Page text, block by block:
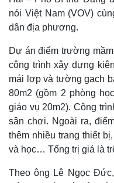
nói Việt Nam (VOV)
dân địa phương.
Dự án điểm trường
công trình xây dựng
mái lợp và tường gạch
80m2 (gồm 2 phòng
giáo vụ 20m2). Công
sân chơi. Ngoài ra,
thêm nhiều trang thiết
và học… Tổng trị giá là
Theo ông Lê Ngọc